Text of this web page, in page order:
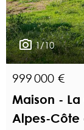
1/10
999 000 €
Maison -
Alpes-Côte